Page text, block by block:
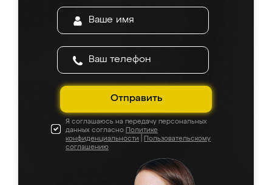
Отправить
Я соглашаюсь на передачу персональных
данных согласно Политике
конфиденциальности
Пользовательскому
соглашению